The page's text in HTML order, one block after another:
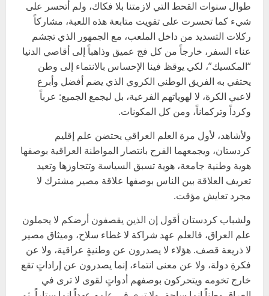
طوال سنوات القحط التي لازمتنا بلا فكاك، ولم أتحسر على
شيء كما تحسرت على تفويت متابعة هذه اللعبة، مشاركاً
ركلات التسديد من داخل الملعب، مع الجمهور الذي تجشم
عناء السفر، خارجاً من كل فج عميق وذاهباً إلى أقاصي الدنيا
“المكسيك”، لكي يوقظ فينا الإحساس بالانتماء إلى وطن
يحتفي به الفريق الوطني الكروي الذي يضم أفضل وأبرع
لاعبي الكرة، لا لهوياتهم الفرعية، بل ليجمع الجميع: عرباً
وكرداً وتركماناً، ومن كل المكونات.
ولأشاهد، لأول مرة العلم العراقي يحتضن علم إقليم
كردستان، ويجمعهما الفرح بانتصار المواطنة العراقية بوصفها
هوية وطنية جامعة، هوية تسبق السياسة وتتجاوزها وتعيد
تعريف العلاقة بين الناس بوصفها علاقة مصير مشترك لا
مجرد تعايش مؤقت.
ولشباب كردستان أقول إن الذين يقصفون أرضكم لا يحملون
علم العراق، فالعلم عهد شراكة لا غطاء سلاح، وميثاق مصير
لا ذريعة قصف. هؤلاء لا يصدرون عن وطنيةٍ عراقية، ولا عن
فكرةِ دولة، ولا عن معنى انتماء، إنما يصدرون عن إراداتٍ تقع
خارج تخومه ويتحركون بوصفهم أدواتٍ لقوى لا ترى في